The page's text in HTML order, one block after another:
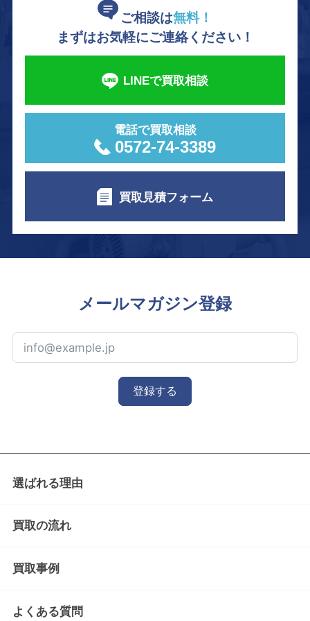
ご相談は無料！
まずはお気軽にご連絡ください！
LINEで買取相談
電話で買取相談
0572-74-3389
買取見積フォーム
メールマガジン登録
登録する
選ばれる理由
買取の流れ
買取事例
よくある質問